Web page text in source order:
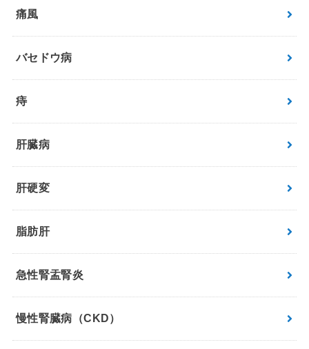
痛風
バセドウ病
痔
肝臓病
肝硬変
脂肪肝
急性腎盂腎炎
慢性腎臓病（CKD）